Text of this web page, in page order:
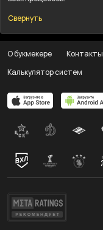
Свернуть
О букмекере Контакты
Калькулятор систем